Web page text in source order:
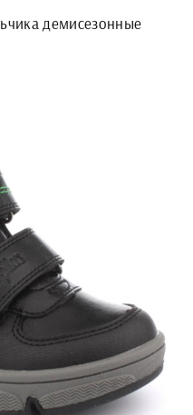
демисезонные